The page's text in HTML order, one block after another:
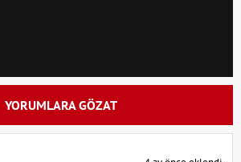
YORUMLARA GÖZAT